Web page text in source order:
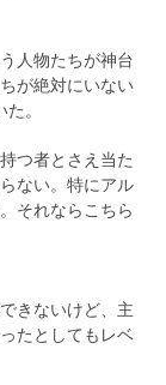
人物たちが神台
が絶対にいない
。
つ者とさえ当た
ない。特にアル
それならこちら
きないけど、主
たとしてもレベ